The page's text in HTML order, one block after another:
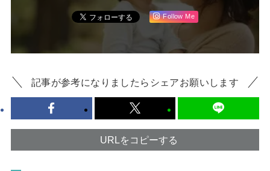
Follow Me
記事が参考になりましたらシェアお願いします
URLをコピーする